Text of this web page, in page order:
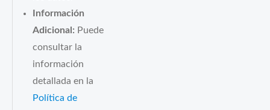
Información
Adicional: Puede
consultar la
información
detallada en la
Política de